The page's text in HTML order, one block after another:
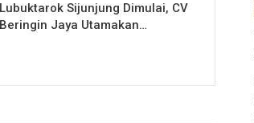
Lubuktarok Sijunjung Dimulai, CV
Beringin Jaya Utamakan…